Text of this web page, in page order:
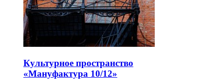
Культурное пространство
«Мануфактура 10/12»